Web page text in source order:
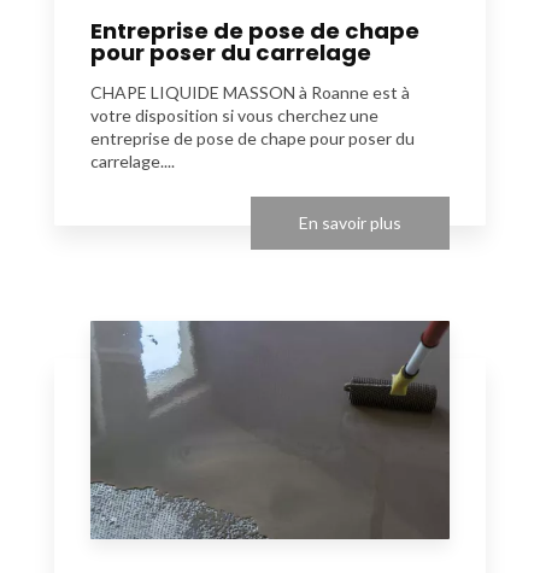
Entreprise de pose de chape
pour poser du carrelage
CHAPE LIQUIDE MASSON à Roanne est à
votre disposition si vous cherchez une
entreprise de pose de chape pour poser du
carrelage....
En savoir plus